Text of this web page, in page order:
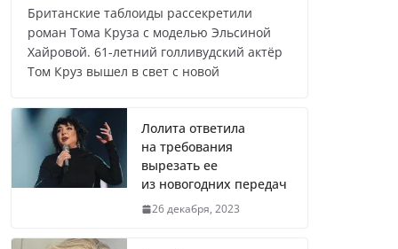
Лолита ответила
из новогодних передач
Врач назвал самые вредные
продукты для сердца
Британские таблоиды рассекретили
роман Тома Круза с моделью Эльсиной
Хайровой. 61-летний голливудский актёр
Том Круз вышел в свет с новой
Лолита ответила
на требования
вырезать ее
из новогодних передач
26 декабря, 2023